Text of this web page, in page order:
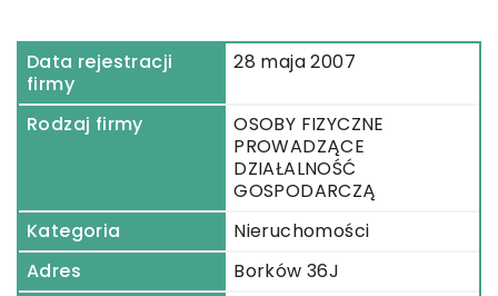
Data rejestracji
firmy
28 maja 2007
Rodzaj firmy
OSOBY FIZYCZNE
PROWADZĄCE
DZIAŁALNOŚĆ
GOSPODARCZĄ
Kategoria
Nieruchomości
Adres
Borków 36J